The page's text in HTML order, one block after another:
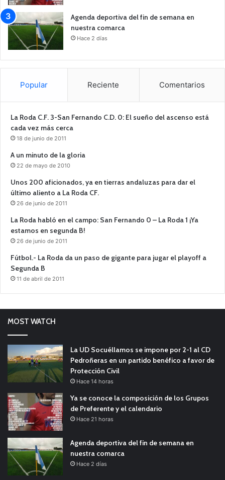
Agenda deportiva del fin de semana en
nuestra comarca
Hace 2 días
Popular Reciente Comentarios
La Roda C.F. 3-San Fernando C.D. 0: El sueño del ascenso está
cada vez más cerca
18 de junio de 2011
A un minuto de la gloria
22 de mayo de 2010
Unos 200 aficionados, ya en tierras andaluzas para dar el
último aliento a La Roda CF.
26 de junio de 2011
La Roda habló en el campo: San Fernando 0 – La Roda 1 ¡Ya
estamos en segunda B!
26 de junio de 2011
Fútbol.- La Roda da un paso de gigante para jugar el playoff a
Segunda B
11 de abril de 2011
MOST WATCH
La UD Socuéllamos se impone por 2-1 al CD
Pedroñeras en un partido benéfico a favor de
Protección Civil
Hace 14 horas
Ya se conoce la composición de los Grupos
de Preferente y el calendario
Hace 21 horas
Agenda deportiva del fin de semana en
nuestra comarca
Hace 2 días